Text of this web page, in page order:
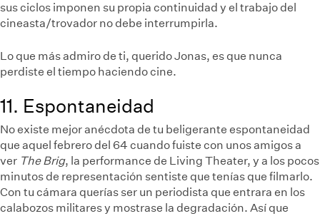
sus ciclos imponen su propia continuidad y el trabajo del
cineasta/trovador no debe interrumpirla.
Lo que más admiro de ti, querido Jonas, es que nunca
perdiste el tiempo haciendo cine.
11. Espontaneidad
No existe mejor anécdota de tu beligerante espontaneidad
que aquel febrero del 64 cuando fuiste con unos amigos a
ver The Brig, la performance de Living Theater, y a los pocos
minutos de representación sentiste que tenías que filmarlo.
Con tu cámara querías ser un periodista que entrara en los
calabozos militares y mostrase la degradación. Así que